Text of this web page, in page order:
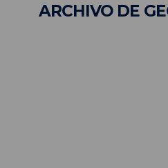
ARCHIVODE